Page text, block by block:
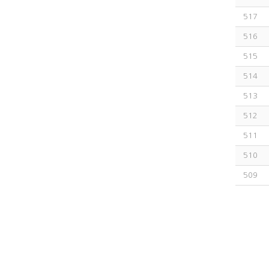
517
516
515
514
513
512
511
510
509